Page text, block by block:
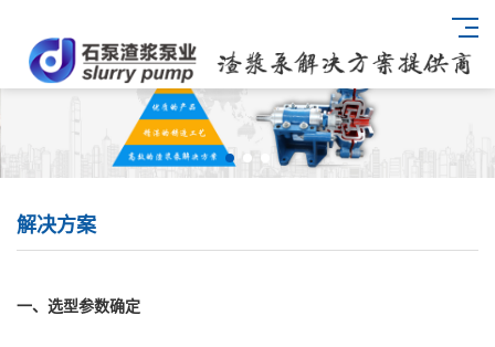
解决方案
一、选型参数确定